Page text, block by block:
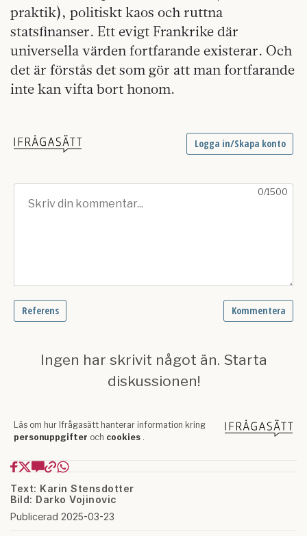
praktik), politiskt kaos och ruttna
statsfinanser. Ett evigt Frankrike där
universella värden fortfarande existerar. Och
det är förstås det som gör att man fortfarande
inte kan vifta bort honom.
Text: Karin Stensdotter
Bild: Darko Vojinovic
Publicerad 2025-03-23